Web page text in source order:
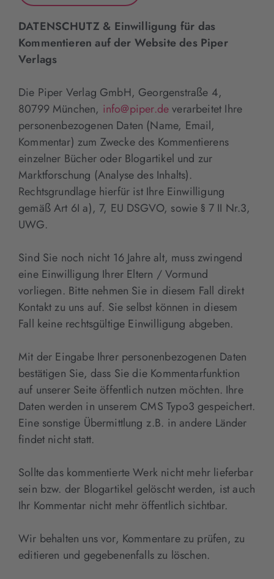
DATENSCHUTZ & Einwilligung für das
Kommentieren auf der Website des Piper
Verlags
Die Piper Verlag GmbH, Georgenstraße 4,
80799 München, info@piper.deverarbeitet Ihre
personenbezogenen Daten (Name, Email,
Kommentar) zum Zwecke des Kommentierens
einzelner Bücher oder Blogartikel und zur
Marktforschung (Analyse des Inhalts).
Rechtsgrundlage hierfür ist Ihre Einwilligung
gemäß Art 6I a), 7, EU DSGVO, sowie § 7 II Nr.3,
UWG.
Sind Sie noch nicht 16 Jahre alt, muss zwingend
eine Einwilligung Ihrer Eltern / Vormund
vorliegen. Bitte nehmen Sie in diesem Fall direkt
Kontakt zu uns auf. Sie selbst können in diesem
Fall keine rechtsgültige Einwilligung abgeben.
Mit der Eingabe Ihrer personenbezogenen Daten
bestätigen Sie, dass Sie die Kommentarfunktion
auf unserer Seite öffentlich nutzen möchten. Ihre
Daten werden in unserem CMS Typo3 gespeichert.
Eine sonstige Übermittlung z.B. in andere Länder
findet nicht statt.
Sollte das kommentierte Werk nicht mehr lieferbar
sein bzw. der Blogartikel gelöscht werden, ist auch
Ihr Kommentar nicht mehr öffentlich sichtbar.
Wir behalten uns vor, Kommentare zu prüfen, zu
editieren und gegebenenfalls zu löschen.